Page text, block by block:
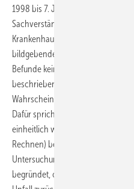
1998 bis 7. Januar 1999 bestätigt
Sachverständige Prof. Dr. Dr. W. in
Krankenhausunterlagen
bildgebenden
Befunde keinen entsprechenden
beschriebenen kognitiven
Wahrscheinlichkeit nicht durch
Dafür spricht auch, dass die
einheitlich waren, sich vielmehr
Rechnen) bezogen und der Kläger
Untersuchungssituation
begründet, ob das